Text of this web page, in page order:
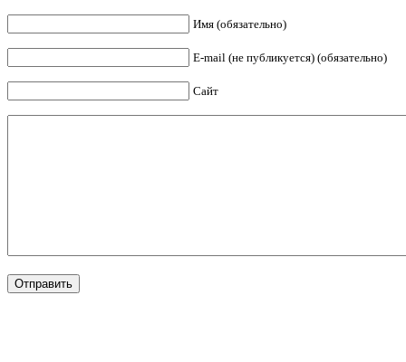
Имя (обязательно)
E-mail (не публикуется) (обязательно)
Сайт